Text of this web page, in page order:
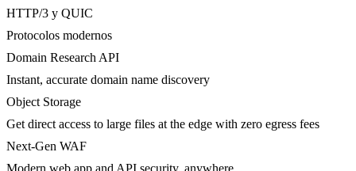
HTTP/3 y QUIC
Protocolos modernos
Domain Research API
Instant, accurate domain name discovery
Object Storage
Get direct access to large files at the edge with zero egress fees
Next-Gen WAF
Modern web app and API security, anywhere